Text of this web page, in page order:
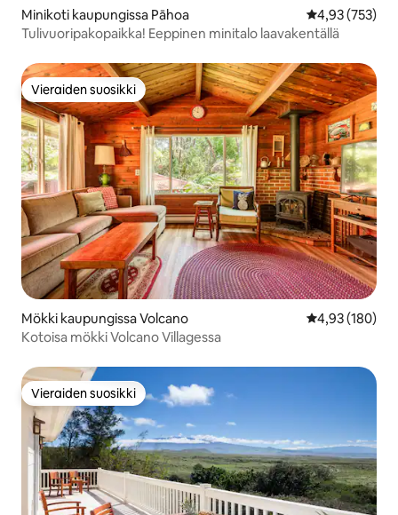
Minikoti kaupungissa Pāhoa
4,93 (753)
Tulivuoripakopaikka! Eeppinen minitalo laavakentällä
Vieraiden suosikki
Vieraiden suosikki
Mökki kaupungissa Volcano
4,93 (180)
Kotoisa mökki Volcano Villagessa
Vieraiden suosikki
Vieraiden suosikki